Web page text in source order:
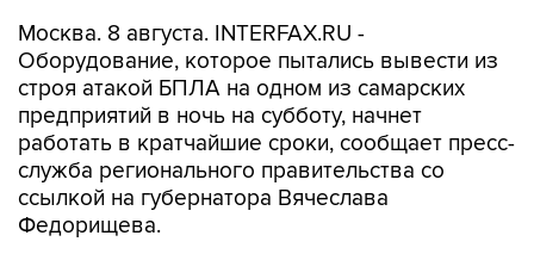
Москва. 8 августа. INTERFAX.RU -
Оборудование, которое пытались вывести из
строя атакой БПЛА на одном из самарских
предприятий в ночь на субботу, начнет
работать в кратчайшие сроки, сообщает пресс-
служба регионального правительства со
ссылкой на губернатора Вячеслава
Федорищева.